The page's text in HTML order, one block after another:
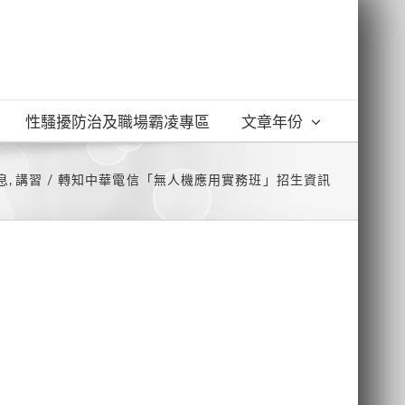
性騷擾防治及職場霸凌專區 文章年份
講習 轉知中華電信「無人機應用實務班」招生資訊